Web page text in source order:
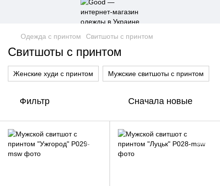
Одежда с принтом Свитшоты с принтом
Свитшоты с принтом
Женские худи с принтом Мужские свитшоты с принтом
Фильтр Сначала новые